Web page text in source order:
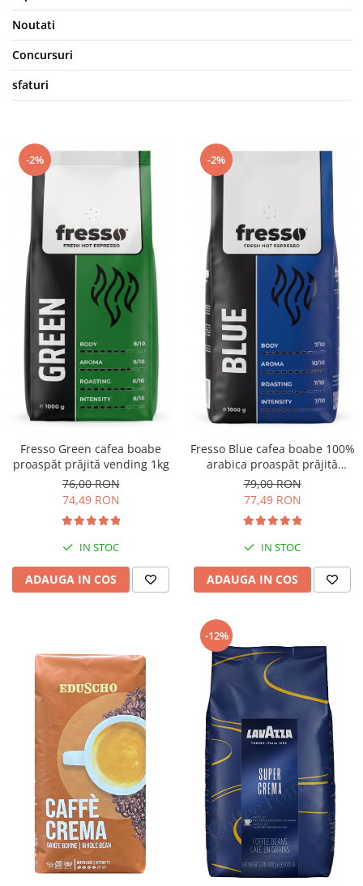
Noutati
Concursuri
sfaturi
-2%
Fresso Green cafea boabe
proaspăt prăjită vending 1kg
76,00 RON
74,49 RON
IN STOC
ADAUGA IN COS
-2%
Fresso Blue cafea boabe 100%
arabica proaspăt prăjită
vending 1kg
79,00 RON
77,49 RON
IN STOC
ADAUGA IN COS
-12%